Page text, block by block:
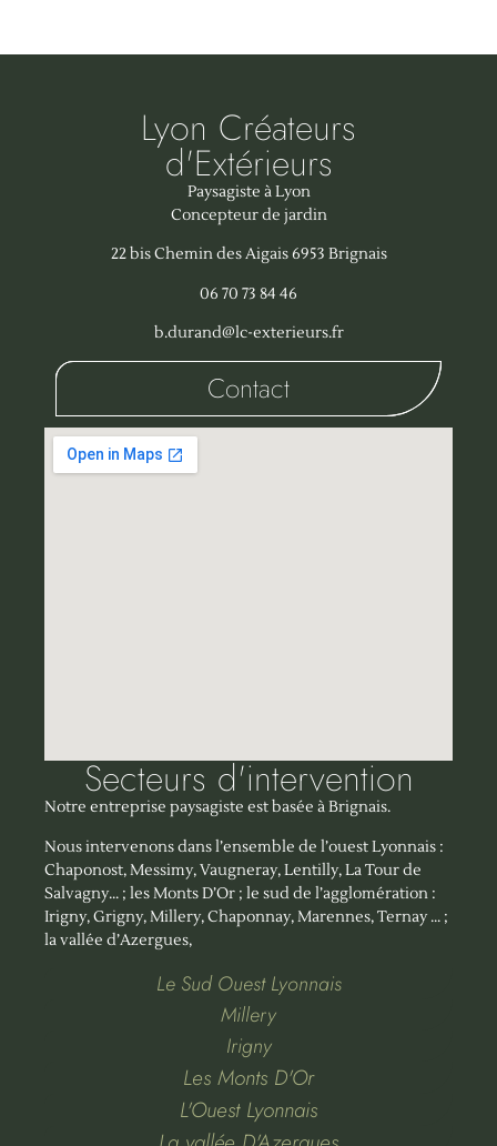
Lyon Créateurs
d'Extérieurs
Paysagiste à Lyon
Concepteur de jardin
22 bis Chemin des Aigais 6953 Brignais
06 70 73 84 46
b.durand@lc-exterieurs.fr
Contact
Secteurs d'intervention
Notre entreprise paysagiste est basée à Brignais.
Nous intervenons dans l’ensemble de l’ouest Lyonnais :
Chaponost, Messimy, Vaugneray, Lentilly, La Tour de
Salvagny… ; les Monts D’Or ; le sud de l’agglomération :
Irigny, Grigny, Millery, Chaponnay, Marennes, Ternay … ;
la vallée d’Azergues,
Le Sud Ouest Lyonnais
Millery
Irigny
Les Monts D'Or
L'Ouest Lyonnais